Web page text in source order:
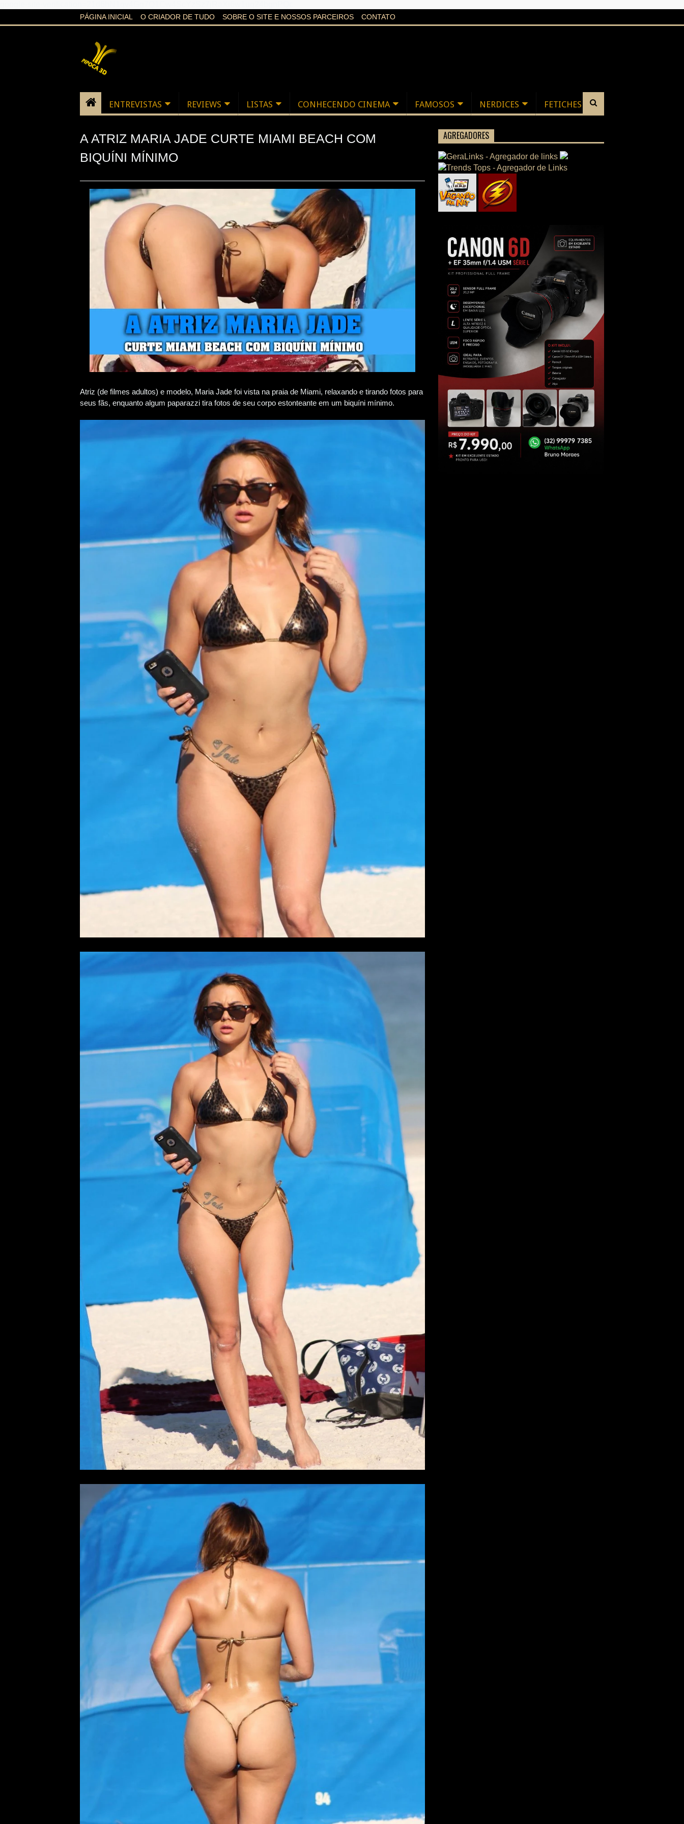
PÁGINA INICIAL O CRIADOR DE TUDO SOBRE O SITE E NOSSOS PARCEIROS CONTATO
ENTREVISTAS REVIEWS LISTAS CONHECENDO CINEMA FAMOSOS NERDICES FETICHES
A ATRIZ MARIA JADE CURTE MIAMI BEACH COM
BIQUÍNI MÍNIMO
Atriz (de filmes adultos) e modelo, Maria Jade foi vista na praia de Miami, relaxando e tirando fotos para
seus fãs, enquanto algum paparazzi tira fotos de seu corpo estonteante em um biquíni mínimo.
AGREGADORES